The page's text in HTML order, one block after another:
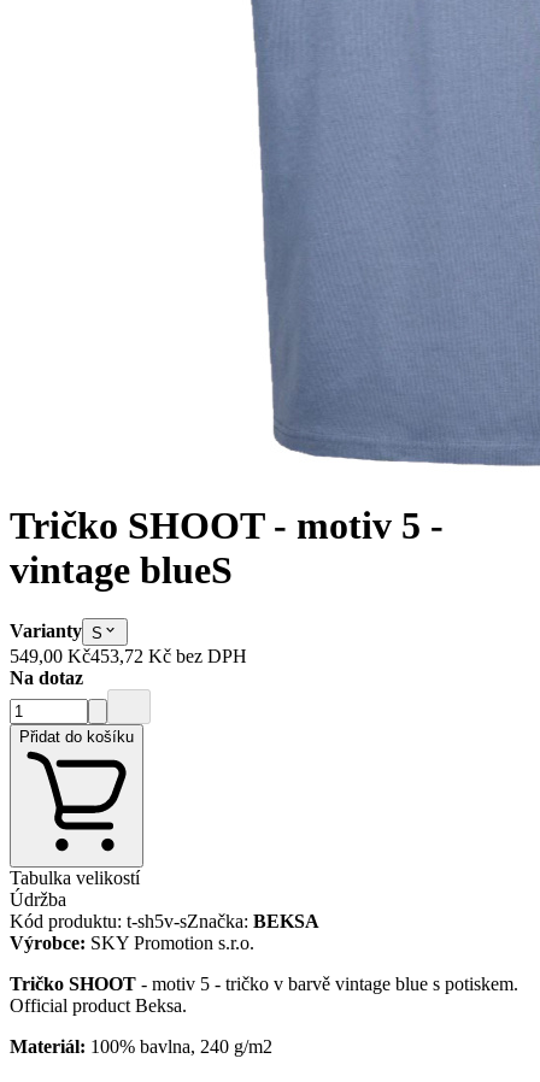
Tričko SHOOT - motiv 5 -
vintage blueS
Varianty S
549,00 Kč453,72 Kč bez DPH
Na dotaz
Přidat do košíku
Tabulka velikostí
Údržba
Kód produktu: t-sh5v-sZnačka: BEKSA
Výrobce: SKY Promotion s.r.o.
Tričko SHOOT - motiv 5 - tričko v barvě vintage blue s potiskem.
Official product Beksa.
Materiál: 100% bavlna, 240 g/m2